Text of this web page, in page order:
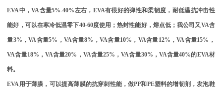
EVA中，VA含量5%-40%左右， EVA有很好的弹性和柔韧度，耐低温抗冲击性
能好，可以在寒冷低温零下40-60度使用；热封性能好，熔点低；我公司又 VA含
量3% ，VA含量5% ，VA含量8% ， VA含量10% ， VA含量12% ，VA含量15% ，
VA含量18% ， VA含量20% ， VA含量25% ，VA含量30% ， VA含量40%的EVA材
料。
EVA 用于薄膜，可以提高薄膜的抗穿刺性能，做PP和PE塑料的增韧剂，发泡鞋